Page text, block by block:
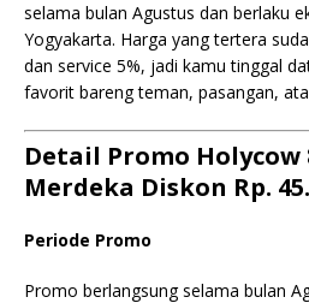
selama bulan Agustus dan berlaku
Yogyakarta. Harga yang tertera
dan service 5%, jadi kamu tinggal
favorit bareng teman, pasangan,
Detail Promo Holycow
Merdeka Diskon Rp.
Periode Promo
Promo berlangsung selama bulan